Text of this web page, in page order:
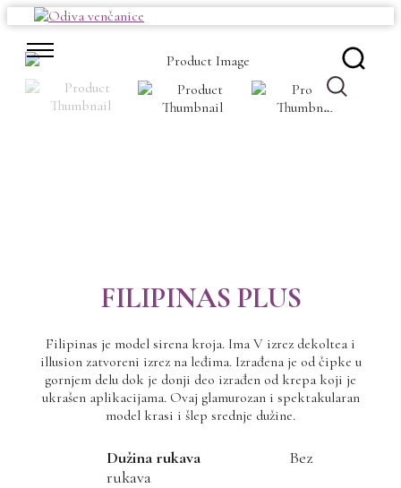
content
FILIPINAS PLUS
Filipinas je model sirena kroja. Ima V izrez dekoltea i
illusion zatvoreni izrez na leđima. Izrađena je od čipke u
gornjem delu dok je donji deo izrađen od krepa koji je
ukrašen aplikacijama. Ovaj glamurozan i spektakularan
model krasi i šlep srednje dužine.
Dužina rukava
Bez
rukava